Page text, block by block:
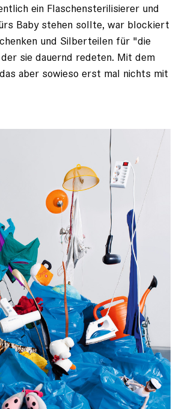
ein Flaschen­sterilisierer und
Baby ­stehen sollte, war blockiert
und Silberteilen für "die
sie dauernd redeten. Mit dem
aber sowieso erst mal nichts mit